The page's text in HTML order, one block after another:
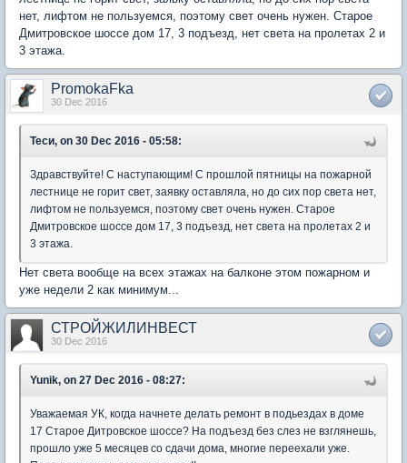
нет, лифтом не пользуемся, поэтому свет очень нужен. Старое
Дмитровское шоссе дом 17, 3 подъезд, нет света на пролетах 2 и
3 этажа.
PromokaFka
30 Dec 2016
Теси, on 30 Dec 2016 - 05:58:
Здравствуйте! С наступающим! С прошлой пятницы на пожарной
лестнице не горит свет, заявку оставляла, но до сих пор света нет,
лифтом не пользуемся, поэтому свет очень нужен. Старое
Дмитровское шоссе дом 17, 3 подъезд, нет света на пролетах 2 и
3 этажа.
Нет света вообще на всех этажах на балконе этом пожарном и
уже недели 2 как минимум...
СТРОЙЖИЛИНВЕСТ
30 Dec 2016
Yunik, on 27 Dec 2016 - 08:27:
Уважаемая УК, когда начнете делать ремонт в подьездах в доме
17 Старое Дитровское шоссе? На подъезд без слез не взглянешь,
прошло уже 5 месяцев со сдачи дома, многие переехали уже.